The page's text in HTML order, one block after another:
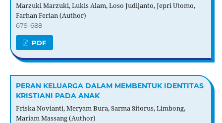
Marzuki Marzuki, Lukis Alam, Loso Judijanto, Jepri Utomo,
Farhan Ferian (Author)
679-688
PDF
PERAN KELUARGA DALAM MEMBENTUK IDENTITAS
KRISTIANI PADA ANAK
Friska Novianti, Meryam Bura, Sarma Sitorus, Limbong,
Mariam Massang (Author)